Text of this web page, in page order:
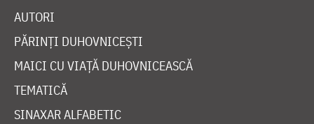
AUTORI
PĂRINȚI DUHOVNICEȘTI
MAICI CU VIAȚĂ DUHOVNICEASCĂ
TEMATICĂ
SINAXAR ALFABETIC